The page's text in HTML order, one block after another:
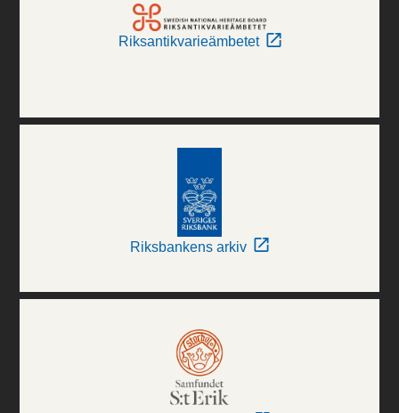
Riksantikvarieämbetet
Riksbankens arkiv